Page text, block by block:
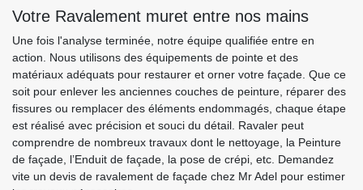
Votre Ravalement muret entre nos mains
Une fois l'analyse terminée, notre équipe qualifiée entre en
action. Nous utilisons des équipements de pointe et des
matériaux adéquats pour restaurer et orner votre façade. Que ce
soit pour enlever les anciennes couches de peinture, réparer des
fissures ou remplacer des éléments endommagés, chaque étape
est réalisé avec précision et souci du détail. Ravaler peut
comprendre de nombreux travaux dont le nettoyage, la Peinture
de façade, l’Enduit de façade, la pose de crépi, etc. Demandez
vite un devis de ravalement de façade chez Mr Adel pour estimer